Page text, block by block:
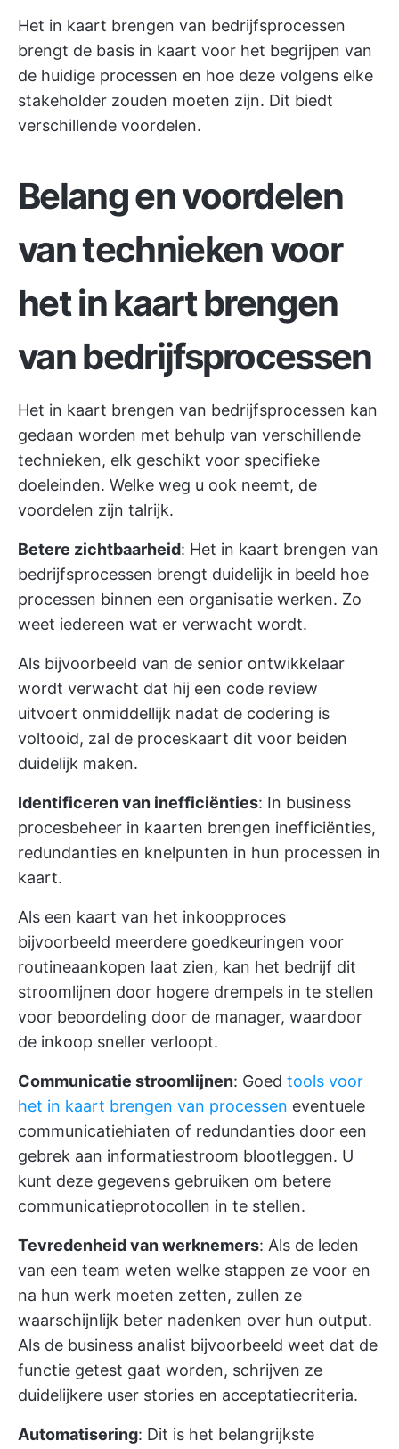
Het in kaart brengen van bedrijfsprocessen
brengt de basis in kaart voor het begrijpen van
de huidige processen en hoe deze volgens elke
stakeholder zouden moeten zijn. Dit biedt
verschillende voordelen.
Belang en voordelen
van technieken voor
het in kaart brengen
van bedrijfsprocessen
Het in kaart brengen van bedrijfsprocessen kan
gedaan worden met behulp van verschillende
technieken, elk geschikt voor specifieke
doeleinden. Welke weg u ook neemt, de
voordelen zijn talrijk.
Betere zichtbaarheid: Het in kaart brengen van
bedrijfsprocessen brengt duidelijk in beeld hoe
processen binnen een organisatie werken. Zo
weet iedereen wat er verwacht wordt.
Als bijvoorbeeld van de senior ontwikkelaar
wordt verwacht dat hij een code review
uitvoert onmiddellijk nadat de codering is
voltooid, zal de proceskaart dit voor beiden
duidelijk maken.
Identificeren van inefficiënties: In business
procesbeheer in kaarten brengen inefficiënties,
redundanties en knelpunten in hun processen in
kaart.
Als een kaart van het inkoopproces
bijvoorbeeld meerdere goedkeuringen voor
routineaankopen laat zien, kan het bedrijf dit
stroomlijnen door hogere drempels in te stellen
voor beoordeling door de manager, waardoor
de inkoop sneller verloopt.
Communicatie stroomlijnen: Goed tools voor
het in kaart brengen van processen eventuele
communicatiehiaten of redundanties door een
gebrek aan informatiestroom blootleggen. U
kunt deze gegevens gebruiken om betere
communicatieprotocollen in te stellen.
Tevredenheid van werknemers: Als de leden
van een team weten welke stappen ze voor en
na hun werk moeten zetten, zullen ze
waarschijnlijk beter nadenken over hun output.
Als de business analist bijvoorbeeld weet dat de
functie getest gaat worden, schrijven ze
duidelijkere user stories en acceptatiecriteria.
Automatisering: Dit is het belangrijkste